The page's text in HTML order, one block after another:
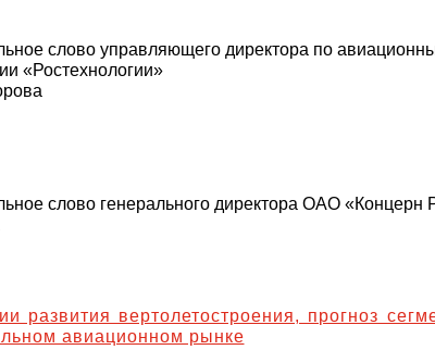
слово управляющего директора по
«Ростехнологии»
слово генерального директора ОАО
развития вертолетостроения, прогноз
авиационном рынке